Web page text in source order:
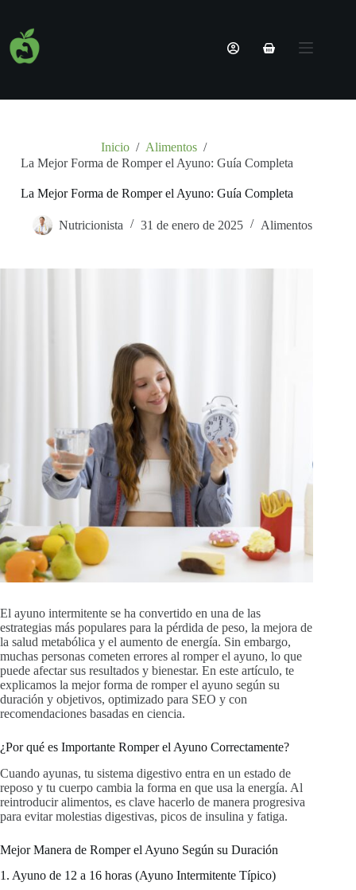
contenido
Sin
Personalizados
Blog
Contacto
Nombre de usuario o correo electrónico
Nombre de usuario o correo electrónico
Obtener una nueva contraseña
Carro
Inicio / Alimentos /
La Mejor Forma de Romper el Ayuno: Guía Completa
La Mejor Forma de Romper el Ayuno: Guía Completa
Nutricionista 31 de enero de 2025 Alimentos
El ayuno intermitente se ha convertido en una de las
estrategias más populares para la pérdida de peso, la mejora de
la salud metabólica y el aumento de energía. Sin embargo,
muchas personas cometen errores al romper el ayuno, lo que
puede afectar sus resultados y bienestar. En este artículo, te
explicamos la mejor forma de romper el ayuno según su
duración y objetivos, optimizado para SEO y con
recomendaciones basadas en ciencia.
¿Por qué es Importante Romper el Ayuno Correctamente?
Cuando ayunas, tu sistema digestivo entra en un estado de
reposo y tu cuerpo cambia la forma en que usa la energía. Al
reintroducir alimentos, es clave hacerlo de manera progresiva
para evitar molestias digestivas, picos de insulina y fatiga.
Mejor Manera de Romper el Ayuno Según su Duración
1. Ayuno de 12 a 16 horas (Ayuno Intermitente Típico)